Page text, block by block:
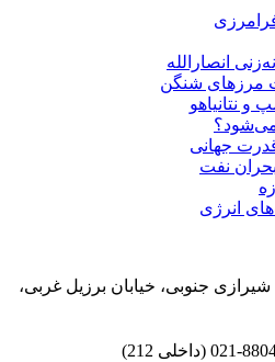
انصارالله
مرزهای شنگن
و نتانیاهو
می‌شود؟
قدرت جهانی
نفت
انرژی
شیرازی جنوبی، خیابان برزیل غربی،